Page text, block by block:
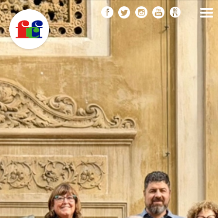
Vés
al
contingut
FEDERACIÓ CATALANA
DE FOTOGRAFIA
F
C
F